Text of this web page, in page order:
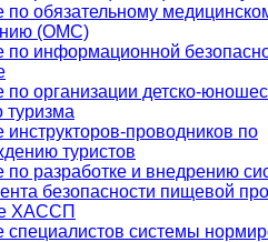
по обязательному
(ОМС)
по информационной
по организации детско-
туризма
инструкторов-проводников по
туристов
по разработке и внедрению
безопасности пищевой
ХАССП
специалистов системы